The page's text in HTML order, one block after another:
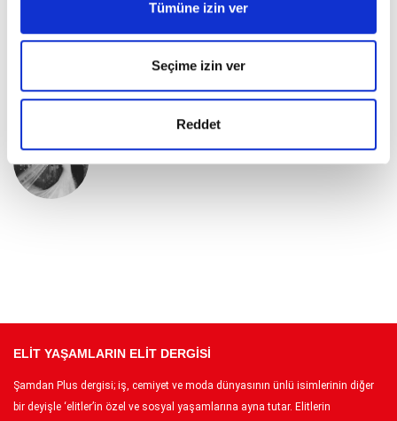
Tümüne izin ver
Seçime izin ver
Reddet
Esra Oflaz’dan Londra’da Dikkat
Çeken Stil Görünümü
kutlamasına dair ilk kareler
ELİT YAŞAMLARIN ELİT DERGİSİ
Şamdan Plus dergisi; iş, cemiyet ve moda dünyasının ünlü isimlerinin diğer
bir deyişle ‘elitler’in özel ve sosyal yaşamlarına ayna tutar. Elitlerin